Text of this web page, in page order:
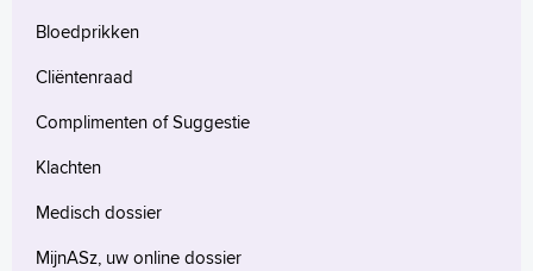
Bloedprikken
Cliëntenraad
Complimenten of Suggestie
Klachten
Medisch dossier
MijnASz, uw online dossier